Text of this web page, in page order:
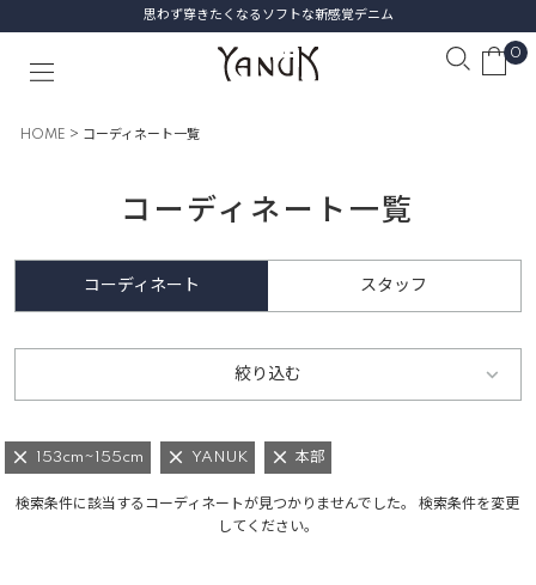
思わず穿きたくなるソフトな新感覚デニム
0
HOME コーディネート一覧
コーディネート一覧
コーディネート スタッフ
絞り込む
153cm~155cm YANUK 本部
検索条件に該当するコーディネートが見つかりませんでした。 検索条件を変更
してください。